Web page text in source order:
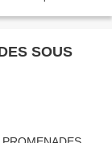
SOUS